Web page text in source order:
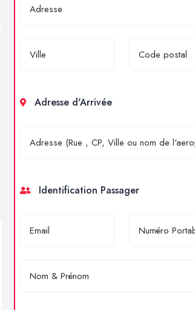
Adresse d'Arrivée
Identification Passager